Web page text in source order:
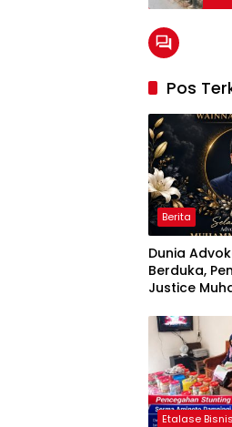
Pos
Berita
Dunia
Berduka,
Justice
Etalase Bisnis